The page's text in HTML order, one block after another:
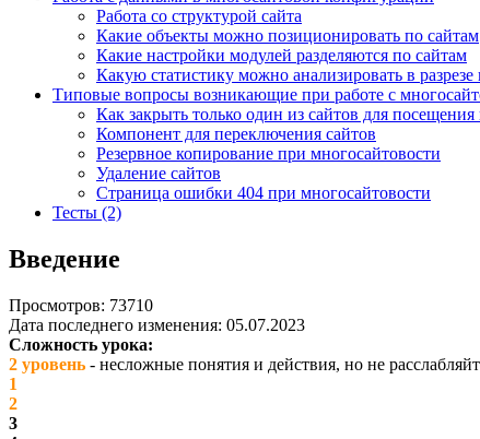
Работа со структурой сайта
Какие объекты можно позиционировать по сайтам
Какие настройки модулей разделяются по сайтам
Какую статистику можно анализировать в разрезе
Типовые вопросы возникающие при работе с
Как закрыть только один из сайтов для посещения
Компонент для переключения сайтов
Резервное копирование при многосайтовости
Удаление сайтов
Страница ошибки 404 при многосайтовости
Тесты (2)
Введение
Просмотров: 73710
Дата последнего изменения: 05.07.2023
Сложность урока:
2 уровень - несложные понятия и действия, но не
1
2
3